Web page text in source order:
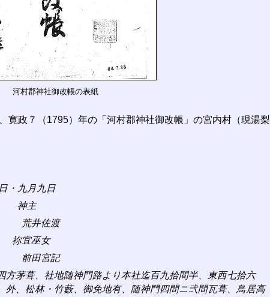
河村郡神社御改帳の表紙
政７（1795）年の「河村郡神社御改帳」の宮内村（現湯梨
・九月九日
神主
荒井佐渡
祢宜巫女
前田宮記
方茅葺、社地随神門路より本社迄百九拾間半、東西七拾六
外、松林・竹藪、御免地有、随神門四間ニ弐間瓦葺、鳥居高